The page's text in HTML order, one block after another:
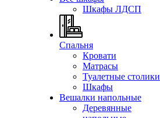
Шкафы ЛДСП
Спальня
Кровати
Матрасы
Туалетные столики
Шкафы
Вешалки напольные
Деревянные